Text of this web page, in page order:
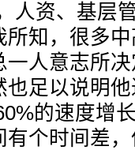
人资、基层
知，很多
人意志所
足以说明
的速度增
个时间差